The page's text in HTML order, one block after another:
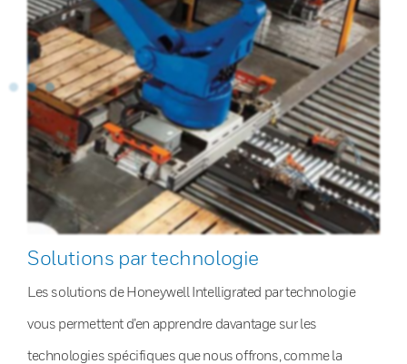
Solutions par technologie
Les solutions de Honeywell Intelligrated par technologie
vous permettent d’en apprendre davantage sur les
technologies spécifiques que nous offrons, comme la